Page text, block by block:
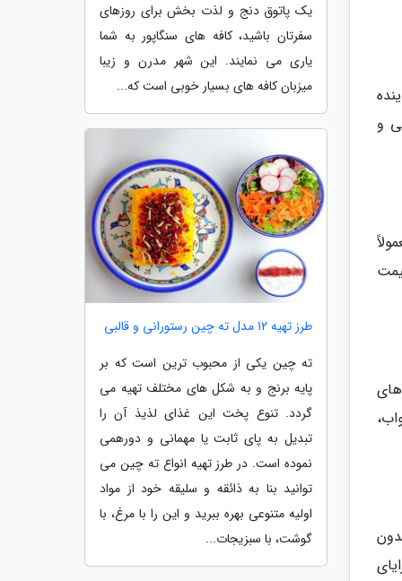
و
یک پاتوق دنج و لذت بخش برای روزهای
سفرتان باشید، کافه های سنگاپور به شما
یاری می نمایند. این شهر مدرن و زیبا
میزبان کافه های بسیار خوبی است که...
طرز تهیه 12 مدل ته چین رستورانی و قالبی
ته چین یکی از محبوب ترین است که بر
پایه برنج و به شکل های مختلف تهیه می
گردد. تنوع پخت این غذای لذیذ آن را
تبدیل به پای ثابت یا مهمانی و دورهمی
نموده است. در طرز تهیه انواع ته چین می
توانید بنا به ذائقه و سلیقه خود از مواد
اولیه متنوعی بهره ببرید و این را با مرغ، با
گوشت، با سبزیجات...